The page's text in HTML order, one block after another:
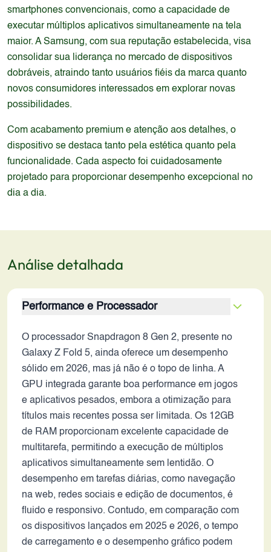
smartphones convencionais, como a capacidade de
executar múltiplos aplicativos simultaneamente na tela
maior. A Samsung, com sua reputação estabelecida, visa
consolidar sua liderança no mercado de dispositivos
dobráveis, atraindo tanto usuários fiéis da marca quanto
novos consumidores interessados em explorar novas
possibilidades.
Com acabamento premium e atenção aos detalhes, o
dispositivo se destaca tanto pela estética quanto pela
funcionalidade. Cada aspecto foi cuidadosamente
projetado para proporcionar desempenho excepcional no
dia a dia.
Análise detalhada
Performance e Processador
O processador Snapdragon 8 Gen 2, presente no
Galaxy Z Fold 5, ainda oferece um desempenho
sólido em 2026, mas já não é o topo de linha. A
GPU integrada garante boa performance em jogos
e aplicativos pesados, embora a otimização para
títulos mais recentes possa ser limitada. Os 12GB
de RAM proporcionam excelente capacidade de
multitarefa, permitindo a execução de múltiplos
aplicativos simultaneamente sem lentidão. O
desempenho em tarefas diárias, como navegação
na web, redes sociais e edição de documentos, é
fluido e responsivo. Contudo, em comparação com
os dispositivos lançados em 2025 e 2026, o tempo
de carregamento e o desempenho gráfico podem